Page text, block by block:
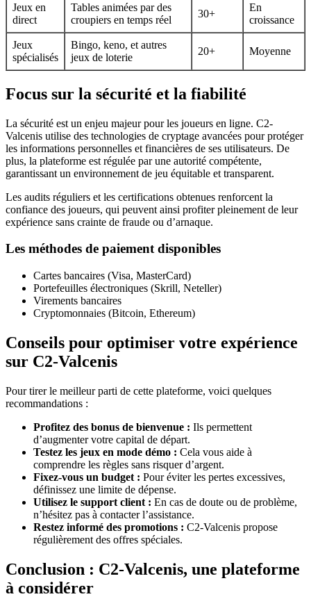
Jeux en
direct
Tables animées par des
croupiers en temps réel
30+
En
croissance
Jeux
spécialisés
Bingo, keno, et autres
jeux de loterie
20+ Moyenne
Focus sur la sécurité et la fiabilité
La sécurité est un enjeu majeur pour les joueurs en ligne. C2-
Valcenis utilise des technologies de cryptage avancées pour protéger
les informations personnelles et financières de ses utilisateurs. De
plus, la plateforme est régulée par une autorité compétente,
garantissant un environnement de jeu équitable et transparent.
Les audits réguliers et les certifications obtenues renforcent la
confiance des joueurs, qui peuvent ainsi profiter pleinement de leur
expérience sans crainte de fraude ou d’arnaque.
Les méthodes de paiement disponibles
Cartes bancaires (Visa, MasterCard)
Portefeuilles électroniques (Skrill, Neteller)
Virements bancaires
Cryptomonnaies (Bitcoin, Ethereum)
Conseils pour optimiser votre expérience
sur C2-Valcenis
Pour tirer le meilleur parti de cette plateforme, voici quelques
recommandations :
Profitez des bonus de bienvenue : Ils permettent
d’augmenter votre capital de départ.
Testez les jeux en mode démo : Cela vous aide à
comprendre les règles sans risquer d’argent.
Fixez-vous un budget : Pour éviter les pertes excessives,
définissez une limite de dépense.
Utilisez le support client : En cas de doute ou de problème,
n’hésitez pas à contacter l’assistance.
Restez informé des promotions : C2-Valcenis propose
régulièrement des offres spéciales.
Conclusion : C2-Valcenis, une plateforme
à considérer